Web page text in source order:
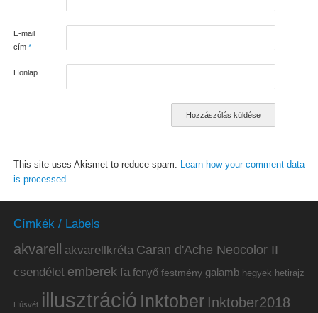
E-mail
cím *
Honlap
This site uses Akismet to reduce spam.
Learn how your comment data
is processed.
Címkék / Labels
akvarell akvarellkréta Caran d'Ache Neocolor II
csendélet emberek fa fenyő festmény galamb hegyek hetirajz
Húsvét illusztráció Inktober Inktober2018